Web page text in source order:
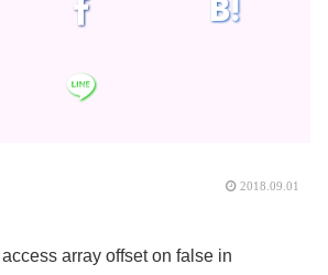
2018.09.01
array offset on false in